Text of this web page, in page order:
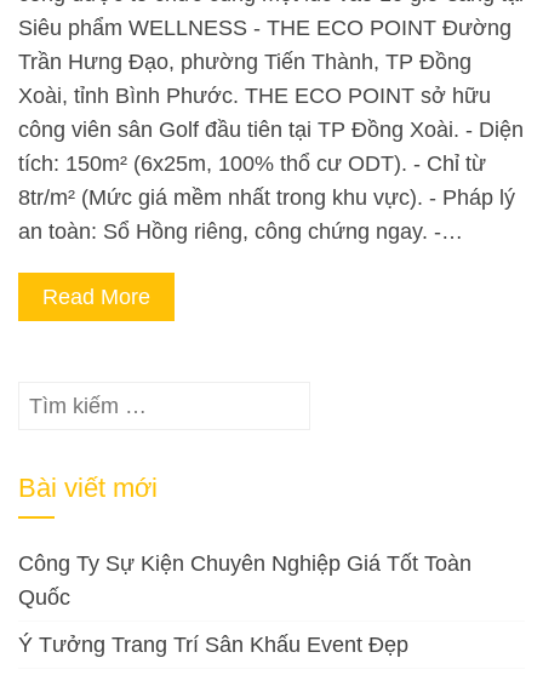
Siêu phẩm WELLNESS - THE ECO POINT Đường
Trần Hưng Đạo, phường Tiến Thành, TP Đồng
Xoài, tỉnh Bình Phước. THE ECO POINT sở hữu
công viên sân Golf đầu tiên tại TP Đồng Xoài. - Diện
tích: 150m² (6x25m, 100% thổ cư ODT). - Chỉ từ
8tr/m² (Mức giá mềm nhất trong khu vực). - Pháp lý
an toàn: Sổ Hồng riêng, công chứng ngay. -…
Read More
Tìm
Bài viết mới
Công Ty Sự Kiện Chuyên Nghiệp Giá Tốt Toàn
Quốc
Ý Tưởng Trang Trí Sân Khấu Event Đẹp